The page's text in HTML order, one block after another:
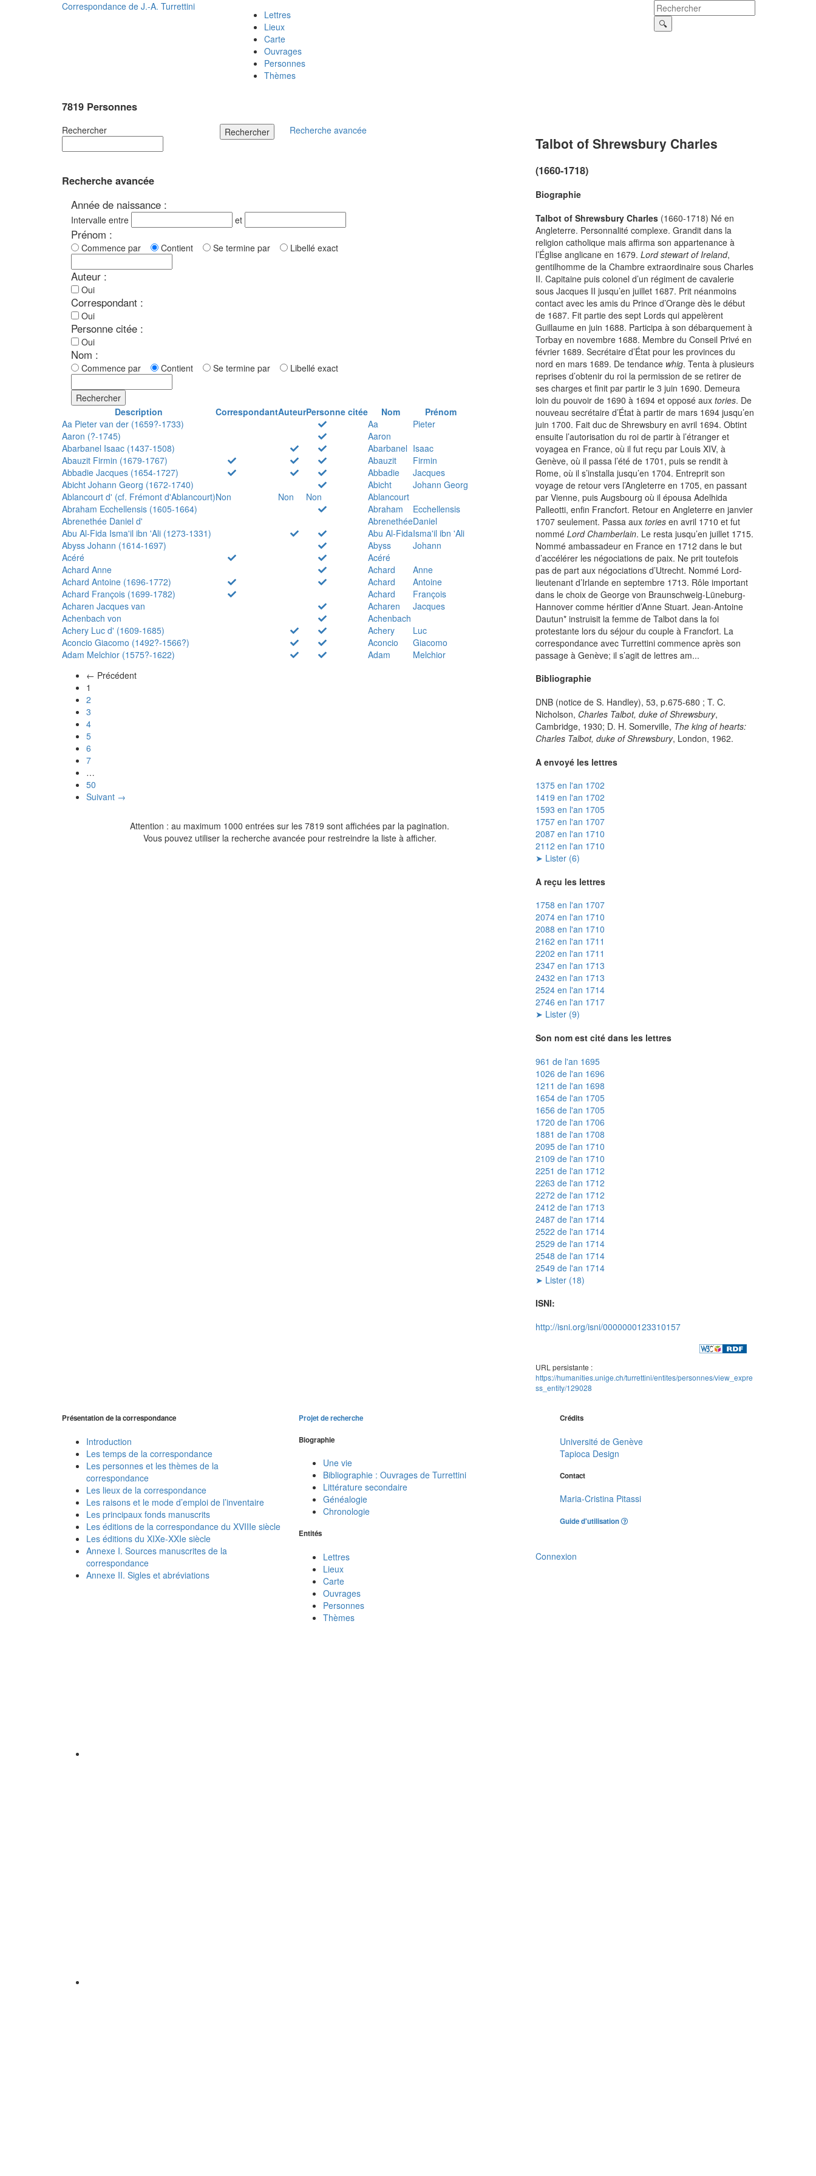
Correspondance de J.-A. Turrettini
Lettres
Lieux
Carte
Ouvrages
Personnes
Thèmes
7819 Personnes
Rechercher Rechercher Recherche avancée
Recherche avancée
Année de naissance :
Intervalle entre et
Prénom :
Commence par Contient Se termine par Libellé exact
Auteur :
Oui
Correspondant :
Oui
Personne citée :
Oui
Nom :
Commence par Contient Se termine par Libellé exact
Rechercher
Description
CorrespondantAuteurPersonne citée Nom
Prénom
Aa Pieter van der (1659?-1733)
Aa
Pieter
Aaron (?-1745)
Aaron
Abarbanel Isaac (1437-1508)
Abarbanel Isaac
Abauzit Firmin (1679-1767)
Abauzit
Firmin
Abbadie Jacques (1654-1727)
Abbadie
Jacques
Abicht Johann Georg (1672-1740)
Abicht
Johann Georg
Ablancourt d' (cf. Frémont d'Ablancourt)Non Non Non
Ablancourt
Abraham Ecchellensis (1605-1664)
Abraham
Ecchellensis
Abrenethée Daniel d'
AbrenethéeDaniel
Abu Al-Fida Isma'il ibn 'Ali (1273-1331)
Abu Al-FidaIsma'il ibn 'Ali
Abyss Johann (1614-1697)
Abyss
Johann
Acéré
Acéré
Achard Anne
Achard
Anne
Achard Antoine (1696-1772)
Achard
Antoine
Achard François (1699-1782)
Achard
François
Acharen Jacques van
Acharen
Jacques
Achenbach von
Achenbach
Achery Luc d' (1609-1685)
Achery
Luc
Aconcio Giacomo (1492?-1566?)
Aconcio
Giacomo
Adam Melchior (1575?-1622)
Adam
Melchior
← Précédent
1
2
3
4
5
6
7
…
50
Suivant →
Attention : au maximum 1000 entrées sur les 7819 sont affichées par la pagination.
Vous pouvez utiliser la recherche avancée pour restreindre la liste à afficher.
Talbot of Shrewsbury Charles
(1660-1718)
Biographie
Talbot of Shrewsbury Charles (1660-1718) Né en
Angleterre. Personnalité complexe. Grandit dans la
religion catholique mais affirma son appartenance à
l’Église anglicane en 1679. Lord stewart of Ireland,
gentilhomme de la Chambre extraordinaire sous Charles
II. Capitaine puis colonel d’un régiment de cavalerie
sous Jacques II jusqu’en juillet 1687. Prit néanmoins
contact avec les amis du Prince d’Orange dès le début
de 1687. Fit partie des sept Lords qui appelèrent
Guillaume en juin 1688. Participa à son débarquement à
Torbay en novembre 1688. Membre du Conseil Privé en
février 1689. Secrétaire d’État pour les provinces du
nord en mars 1689. De tendance whig. Tenta à plusieurs
reprises d’obtenir du roi la permission de se retirer de
ses charges et finit par partir le 3 juin 1690. Demeura
loin du pouvoir de 1690 à 1694 et opposé aux tories. De
nouveau secrétaire d’État à partir de mars 1694 jusqu’en
juin 1700. Fait duc de Shrewsbury en avril 1694. Obtint
ensuite l’autorisation du roi de partir à l’étranger et
voyagea en France, où il fut reçu par Louis XIV, à
Genève, où il passa l’été de 1701, puis se rendit à
Rome, où il s’installa jusqu’en 1704. Entreprit son
voyage de retour vers l’Angleterre en 1705, en passant
par Vienne, puis Augsbourg où il épousa Adelhida
Palleotti, enfin Francfort. Retour en Angleterre en janvier
1707 seulement. Passa aux tories en avril 1710 et fut
nommé Lord Chamberlain. Le resta jusqu’en juillet 1715.
Nommé ambassadeur en France en 1712 dans le but
d’accélérer les négociations de paix. Ne prit toutefois
pas de part aux négociations d’Utrecht. Nommé Lord-
lieutenant d’Irlande en septembre 1713. Rôle important
dans le choix de George von Braunschweig-Lüneburg-
Hannover comme héritier d’Anne Stuart. Jean-Antoine
Dautun* instruisit la femme de Talbot dans la foi
protestante lors du séjour du couple à Francfort. La
correspondance avec Turrettini commence après son
passage à Genève; il s’agit de lettres am...
Bibliographie
DNB (notice de S. Handley), 53, p.675-680 ; T. C.
Nicholson, Charles Talbot, duke of Shrewsbury,
Cambridge, 1930; D. H. Somerville, The king of hearts:
Charles Talbot, duke of Shrewsbury, London, 1962.
A envoyé les lettres
1375 en l'an 1702
1419 en l'an 1702
1593 en l'an 1705
1757 en l'an 1707
2087 en l'an 1710
2112 en l'an 1710
➤ Lister (6)
A reçu les lettres
1758 en l'an 1707
2074 en l'an 1710
2088 en l'an 1710
2162 en l'an 1711
2202 en l'an 1711
2347 en l'an 1713
2432 en l'an 1713
2524 en l'an 1714
2746 en l'an 1717
➤ Lister (9)
Son nom est cité dans les lettres
961 de l'an 1695
1026 de l'an 1696
1211 de l'an 1698
1654 de l'an 1705
1656 de l'an 1705
1720 de l'an 1706
1881 de l'an 1708
2095 de l'an 1710
2109 de l'an 1710
2251 de l'an 1712
2263 de l'an 1712
2272 de l'an 1712
2412 de l'an 1713
2487 de l'an 1714
2522 de l'an 1714
2529 de l'an 1714
2548 de l'an 1714
2549 de l'an 1714
➤ Lister (18)
ISNI:
http://isni.org/isni/0000000123310157
URL persistante :
https://humanities.unige.ch/turrettini/entites/personnes/view_expre
ss_entity/129028
Présentation de la correspondance
Introduction
Les temps de la correspondance
Les personnes et les thèmes de la
correspondance
Les lieux de la correspondance
Les raisons et le mode d’emploi de l’inventaire
Les principaux fonds manuscrits
Les éditions de la correspondance du XVIIIe siècle
Les éditions du XIXe-XXIe siècle
Annexe I. Sources manuscrites de la
correspondance
Annexe II. Sigles et abréviations
Projet de recherche
Biographie
Une vie
Bibliographie : Ouvrages de Turrettini
Littérature secondaire
Généalogie
Chronologie
Entités
Lettres
Lieux
Carte
Ouvrages
Personnes
Thèmes
Crédits
Université de Genève
Tapioca Design
Contact
Maria-Cristina Pitassi
Guide d'utilisation
Connexion